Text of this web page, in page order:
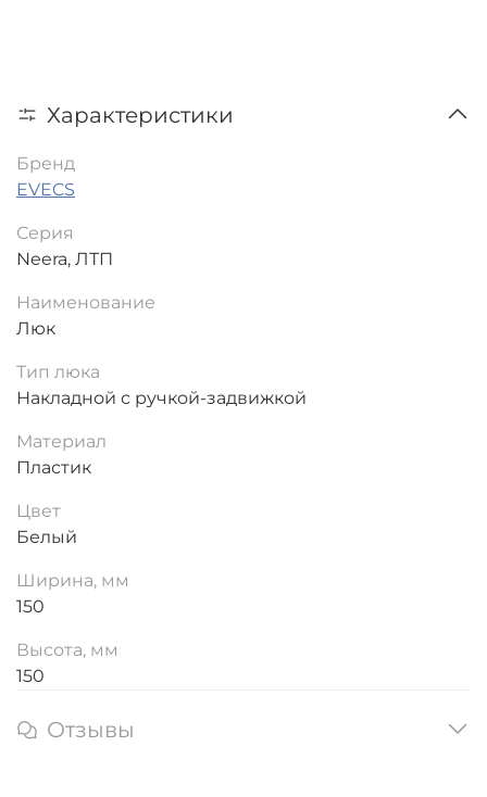
Характеристики
Бренд
EVECS
Серия
Neera, ЛТП
Наименование
Люк
Тип люка
Накладной с ручкой-задвижкой
Материал
Пластик
Цвет
Белый
Ширина, мм
150
Высота, мм
150
Отзывы